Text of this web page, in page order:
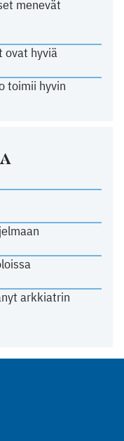
menevät
ovat hyviä
toimii hyvin
arkkiatrin